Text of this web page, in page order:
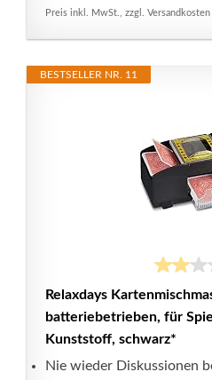
Preis inkl. MwSt., zzgl. Versandkosten
BESTSELLER NR. 11
Relaxdays
batteriebetrieben, für
Kunststoff, schwarz*
Nie wieder Diskussionen